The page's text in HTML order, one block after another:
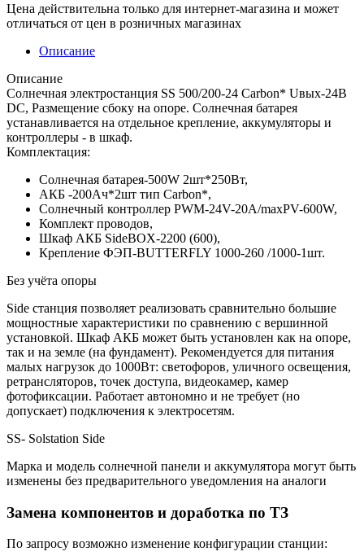
Цена действительна только для интернет-магазина и может
отличаться от цен в розничных магазинах
Описание
Описание
Солнечная электростанция SS 500/200-24 Carbon* Uвых-24В
DC, Размещение сбоку на опоре. Солнечная батарея
устанавливается на отдельное крепление, аккумуляторы и
контроллеры - в шкаф.
Комплектация:
Солнечная батарея-500W 2шт*250Вт,
АКБ -200Aч*2шт тип Carbon*,
Солнечный контроллер PWM-24V-20A/maxPV-600W,
Комплект проводов,
Шкаф АКБ SideBOX-2200 (600),
Крепление ФЭП-BUTTERFLY 1000-260 /1000-1шт.
Без учёта опоры
Side станция позволяет реализовать сравнительно большие
мощностные характеристики по сравнению с вершинной
установкой. Шкаф АКБ может быть установлен как на опоре,
так и на земле (на фундамент). Рекомендуется для питания
малых нагрузок до 1000Вт: светофоров, уличного освещения,
ретрансляторов, точек доступа, видеокамер, камер
фотофиксации. Работает автономно и не требует (но
допускает) подключения к электросетям.
SS- Solstation Side
Марка и модель солнечной панели и аккумулятора могут быть
изменены без предварительного уведомления на аналоги
Замена компонентов и доработка по ТЗ
По запросу возможно изменение конфигурации станции: